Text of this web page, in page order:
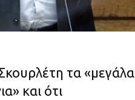
τα «μεγάλα
και ότι